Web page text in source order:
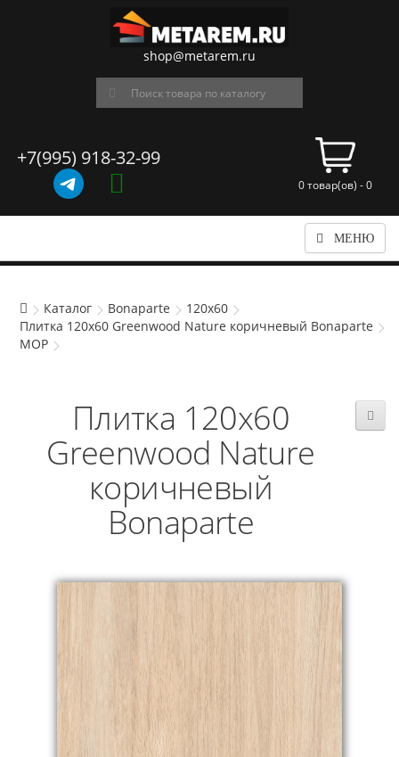
shop@metarem.ru
+7(995) 918-32-99
0 товар(ов) - 0
МЕНЮ
Каталог Bonaparte
120x60
Плитка 120x60 Greenwood Nature коричневый Bonaparte
MOP
Плитка 120x60
Greenwood Nature
коричневый
Bonaparte